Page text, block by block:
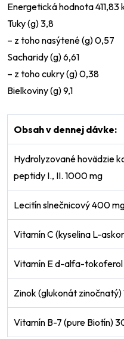
Energetická hodnota 411,83
Tuky (g) 3,8
–⁠ z toho nasýtené (g) 0,57
Sacharidy (g) 6,61
– z toho cukry (g) 0,38
Bielkoviny (g) 9,1
Obsah v dennej dávke:
Hydrolyzované hovädzie
peptidy I., II. 1000 mg
Lecitín slnečnicový 400
Vitamín C (kyselina L-
Vitamín E d-alfa-tokoferol
Zinok (glukonát zinočnatý)
Vitamín B-7 (pure Biotín)